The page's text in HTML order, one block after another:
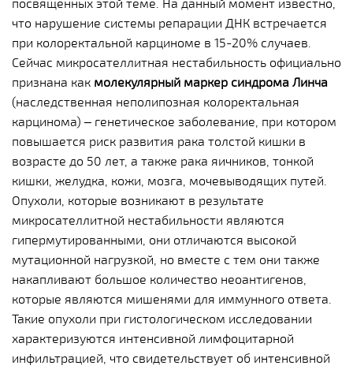
что нарушение системы репарации ДНК встречается
при колоректальной карциноме в 15-20% случаев.
Сейчас микросателлитная нестабильность официально
признана как молекулярный маркер синдрома Линча
(наследственная неполипозная колоректальная
карцинома) – генетическое заболевание, при котором
повышается риск развития рака толстой кишки в
возрасте до 50 лет, а также рака яичников, тонкой
кишки, желудка, кожи, мозга, мочевыводящих путей.
Опухоли, которые возникают в результате
микросателлитной нестабильности являются
гипермутированными, они отличаются высокой
мутационной нагрузкой, но вместе с тем они также
накапливают большое количество неоантигенов,
которые являются мишенями для иммунного ответа.
Такие опухоли при гистологическом исследовании
характеризуются интенсивной лимфоцитарной
инфильтрацией, что свидетельствует об интенсивной